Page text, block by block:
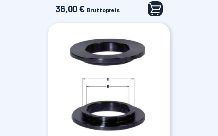
Preis
36,00 € Bruttopreis